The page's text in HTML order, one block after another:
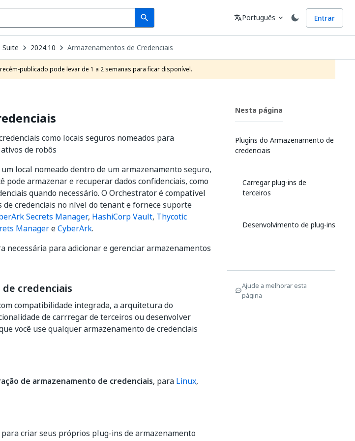
search
Search Idioma
translatePortuguês expand_more Entrar
2024.10 Armazenamentos de Credenciais
publicado pode levar de 1 a 2 semanas para ficar disponível.
como locais seguros nomeados para
de robôs
local nomeado dentro de um armazenamento seguro,
pode armazenar e recuperar dados confidenciais, como
quando necessário. O Orchestrator é compatível
de credenciais no nível do tenant e fornece suporte
Secrets Manager, HashiCorp Vault, Thycotic
ManagereCyberArk.
necessária para adicionar e gerenciar armazenamentos
credenciais
compatibilidade integrada, a arquitetura do
de carrregar de terceiros ou desenvolver
você use qualquer armazenamento de credenciais
de armazenamento de credenciais, para Linux,
criar seus próprios plug-ins de armazenamento
Nesta página
Plugins do Armazenamento de
credenciais
Carregar plug-ins de
terceiros
Desenvolvimento de plug-ins
Ajude a melhorar esta
página